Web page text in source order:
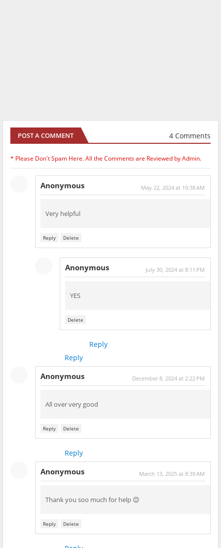
POST A COMMENT 4 Comments
* Please Don't Spam Here. All the Comments are Reviewed by Admin.
Anonymous May 22, 2024 at 10:38 AM
Very helpful
Reply Delete
Anonymous July 30, 2024 at 8:11 PM
YES
Delete
Reply
Reply
Anonymous December 8, 2024 at 2:22 PM
All over very good
Reply Delete
Reply
Anonymous March 13, 2025 at 8:39 AM
Thank you soo much for help 😊
Reply Delete